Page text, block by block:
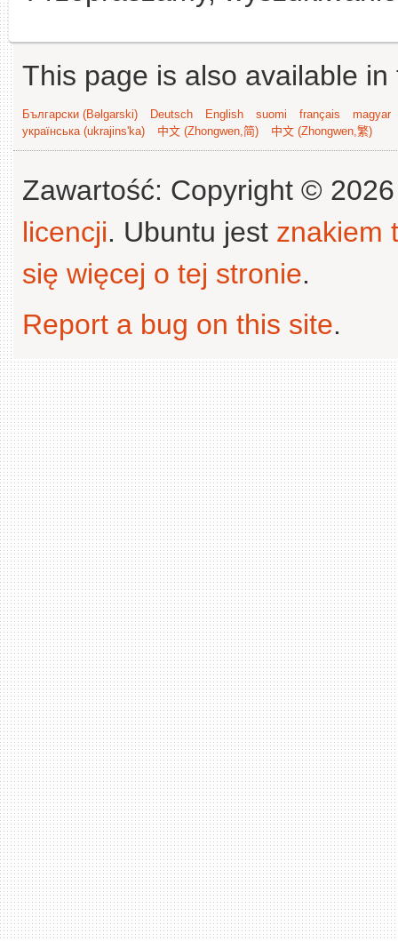
This page is also available
Български (Bəlgarski) Deutsch English suomi français
magyar
українська (ukrajins'ka)
中文 (Zhongwen,简) 中文 (Zhongwen,繁)
Zawartość: Copyright ©
licencji. Ubuntu jest znakiem
się więcej o tej stronie.
Report a bug on this site.